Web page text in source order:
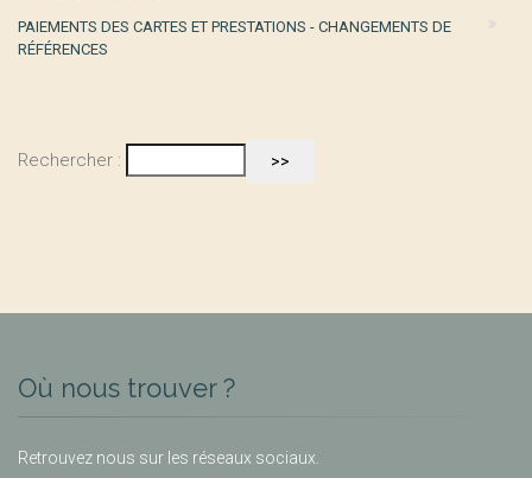
PAIEMENTS DES CARTES ET PRESTATIONS - CHANGEMENTS DE
RÉFÉRENCES
Rechercher :
Où nous trouver ?
Retrouvez nous sur les réseaux sociaux.